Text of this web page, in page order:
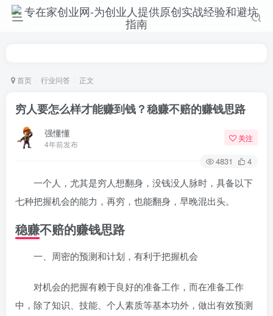
首页 行业问答 正文
穷人要怎么样才能赚到钱？稳赚不赔的赚钱思路
强懂懂
4年前发布
关注
4831 4
一个人，尤其是穷人想翻身，没钱没人脉时，具备以下
七种把握机会的能力，再穷，也能翻身，早晚混出头。
稳赚不赔的赚钱思路
一、周密的预测和计划，有利于把握机会
对机会的把握有赖于良好的准备工作，而在准备工作
中，除了知识、技能、个人素质等基本功外，做出有效预测